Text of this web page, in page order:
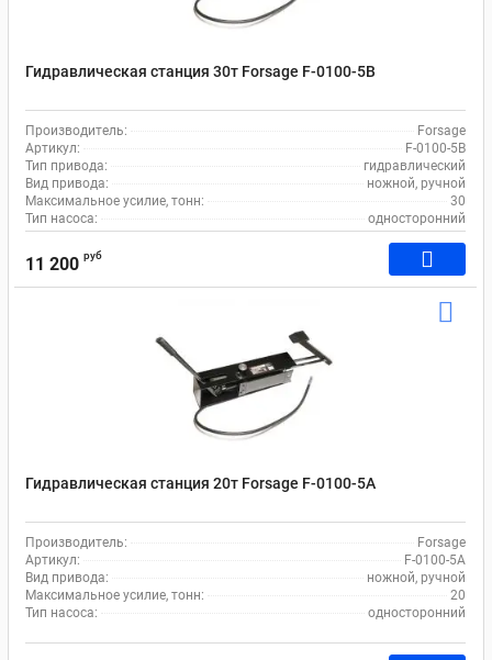
Гидравлическая станция 30т Forsage F-0100-5B
Производитель:
Forsage
Артикул:
F-0100-5B
Тип привода:
гидравлический
Вид привода:
ножной, ручной
Максимальное усилие, тонн:
30
Тип насоса:
односторонний
11 200 руб
Гидравлическая станция 20т Forsage F-0100-5A
Производитель:
Forsage
Артикул:
F-0100-5A
Вид привода:
ножной, ручной
Максимальное усилие, тонн:
20
Тип насоса:
односторонний